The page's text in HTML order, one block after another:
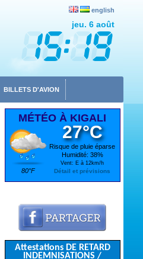
english
jeu. 6 août
BILLETS D'AVION
MÉTÉO À KIGALI
80°F
27°C
Risque de pluie éparse
Humidité: 38%
Vent: E à 12km/h
Détail et prévisions
Attestations DE RETARD
INDEMNISATIONS /